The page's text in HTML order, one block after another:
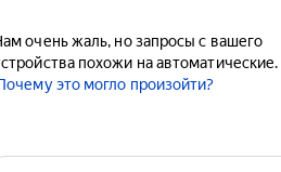
очень жаль, но запросы с вашего
похожи на автоматические.
это могло произойти?